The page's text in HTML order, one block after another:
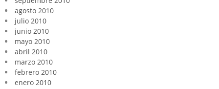
agosto 2010
julio 2010
junio 2010
mayo 2010
abril 2010
marzo 2010
febrero 2010
enero 2010